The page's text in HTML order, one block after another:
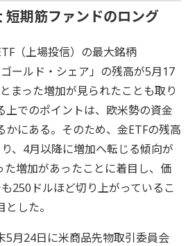
短期筋ファンドのロング
（上場投信）の最大銘柄
ゴールド・シェア」の残高が5月17
まった増加が見られたことも取り
上でのポイントは、欧米勢の資金
にある。そのため、金ETFの残高
、4月以降に増加へ転じる傾向が
た増加があったことに着目し、価
250ドルほど切り上がっているこ
した。
5月24日に米商品先物取引委員会